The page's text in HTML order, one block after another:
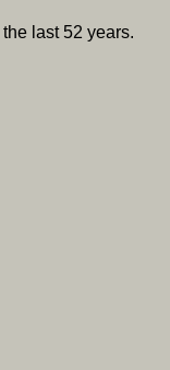
last 52 years.